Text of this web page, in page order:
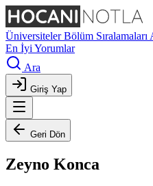
ÜniversitelerBölüm Sıralamaları
En İyi Yorumlar
Ara
Giriş Yap
Geri Dön
Zeyno Konca